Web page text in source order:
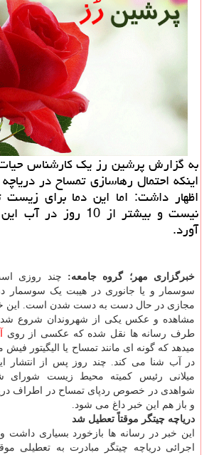
به گزارش پرشین رز یک کارشناس
اینکه احتمال رهاسازی تمساح در
اظهار داشت: اما این دما برای
نیست و بیشتر از 10
آورد.
خبرگزاری مهر؛ گروه جامعه: چند روزی
سوسمار و یا جانوری در هیبت یک سوسمار
مجازی در حال دست به دست شدن است. این خبر
مشاهده و عکس یکی از شهروندان شروع
طرف رسانه ها نقل شده که عکسی از روی
میدهد که گونه ای مانند تمساح یا الیگیتور
در آب شنا می کند. چند روز پس از انتشار
میلانی رئیس کمیته محیط زیست شورای
شواهدی در خصوص ردپای تمساح در اطراف
و باز هم این خبر داغ می شود.
دریاچه چیتگر موقتاً تعطیل شد
این خبر در رسانه ها بازخورد بسیاری
اجرائی دریاچه چیتگر مبادرت به تعطیلی